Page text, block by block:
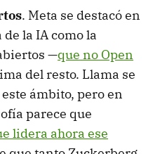
. Meta se destacó en
la IA como la
—que no Open
del resto. Llama se
ámbito, pero en
parece que
lidera ahora ese